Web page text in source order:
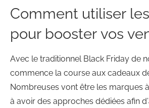
Comment utiliser
pour booster vos
Avec le traditionnel Black Friday de
commence la course aux cadeaux
Nombreuses vont être les marques
à avoir des approches dédiées afin